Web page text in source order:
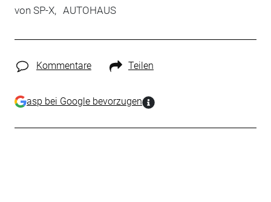
von SP-X, AUTOHAUS
Kommentare Teilen
asp bei Google bevorzugen